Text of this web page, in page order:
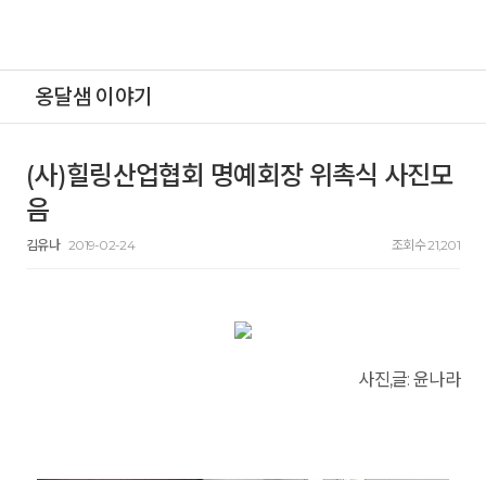
옹달샘 이야기
(사)힐링산업협회 명예회장 위촉식 사진모
음
김유나 2019-02-24 조회수 21,201
사진,글:윤나라